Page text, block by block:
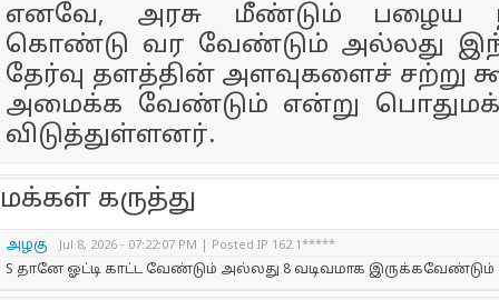
எனவே, அரசு மீண்டும் பழைய
கொண்டு வர வேண்டும் அல்லது
தேர்வு தளத்தின் அளவுகளைச் சற்று
அமைக்க வேண்டும் என்று
விடுத்துள்ளனர்.
மக்கள் கருத்து
அழகு
Jul 8, 2026 - 07:22:07 PM | Posted IP 162.1*****
S தானே ஓட்டி காட்ட வேண்டும் அல்லது 8 வடிவமாக இருக்கவேண்டும்